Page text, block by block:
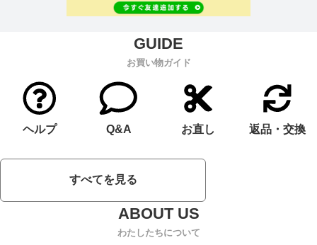
お買い物ガイド
ヘルプ Q&A お直し 返品・交換
すべてを見る
わたしたちについて